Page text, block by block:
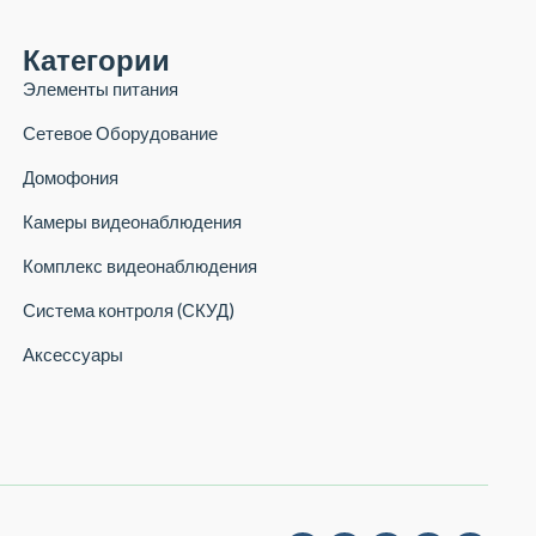
Категории
Элементы питания
Сетевое Оборудование
Домофония
Камеры видеонаблюдения
Комплекс видеонаблюдения
Система контроля (СКУД)
Аксессуары